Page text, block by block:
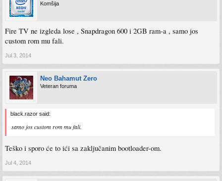
Komšija
Fire TV ne izgleda lose , Snapdragon 600 i 2GB ram-a , samo jos
custom rom mu fali.
Jul 3, 2014
Neo Bahamut Zero
Veteran foruma
black.razor said:
samo jos custom rom mu fali.
Teško i sporo će to ići sa zaključanim bootloader-om.
Jul 4, 2014